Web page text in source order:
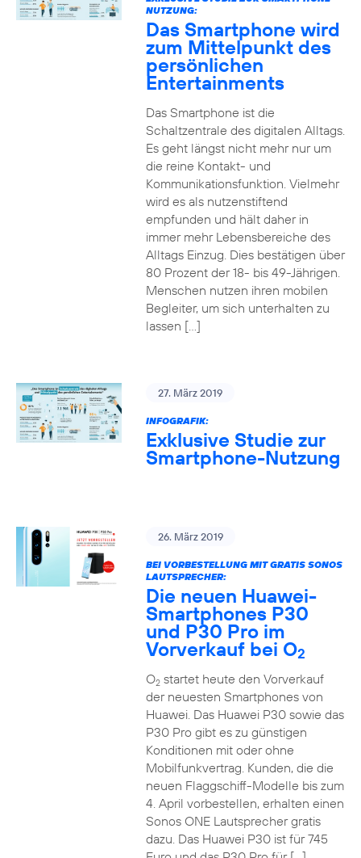
NUTZUNG:
Das Smartphone wird
zum Mittelpunkt des
persönlichen
Entertainments
Das Smartphone ist die
Schaltzentrale des digitalen Alltags.
Es geht längst nicht mehr nur um
die reine Kontakt- und
Kommunikationsfunktion. Vielmehr
wird es als nutzenstiftend
empfunden und hält daher in
immer mehr Lebensbereiche des
Alltags Einzug. Dies bestätigen über
80 Prozent der 18- bis 49-Jährigen.
Menschen nutzen ihren mobilen
Begleiter, um sich unterhalten zu
lassen […]
27. März 2019
INFOGRAFIK:
Exklusive Studie zur
Smartphone-Nutzung
26. März 2019
BEI VORBESTELLUNG MIT GRATIS SONOS
LAUTSPRECHER:
Die neuen Huawei-
Smartphones P30
und P30 Pro im
Vorverkauf bei O2
O2startet heute den Vorverkauf
der neuesten Smartphones von
Huawei. Das Huawei P30 sowie das
P30 Pro gibt es zu günstigen
Konditionen mit oder ohne
Mobilfunkvertrag. Kunden, die die
neuen Flaggschiff-Modelle bis zum
4. April vorbestellen, erhalten einen
Sonos ONE Lautsprecher gratis
dazu. Das Huawei P30 ist für 745